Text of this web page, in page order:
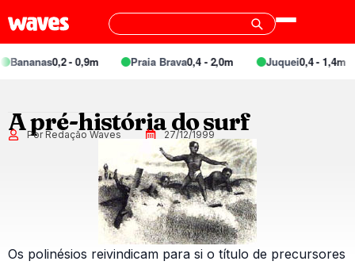
0,2 - 0,9m Praia Brava0,4 - 2,0m Juquei0,4 - 1,4m
A pré-história do surf
Por Redação Waves 27/12/1999
Os polinésios reivindicam para si o título de precursores